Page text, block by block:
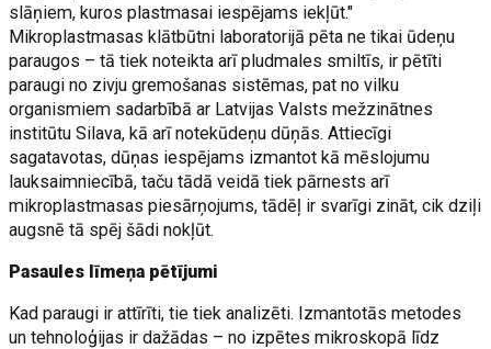
slāņiem, kuros plastmasai iespējams iekļūt."
Mikroplastmasas klātbūtni laboratorijā pēta ne tikai ūdeņu
paraugos – tā tiek noteikta arī pludmales smiltīs, ir pētīti
paraugi no zivju gremošanas sistēmas, pat no vilku
organismiem sadarbībā ar Latvijas Valsts mežzinātnes
institūtu Silava, kā arī notekūdeņu dūņās. Attiecīgi
sagatavotas, dūņas iespējams izmantot kā mēslojumu
lauksaimniecībā, taču tādā veidā tiek pārnests arī
mikroplastmasas piesārņojums, tādēļ ir svarīgi zināt, cik dziļi
augsnē tā spēj šādi nokļūt.
Pasaules līmeņa pētījumi
Kad paraugi ir attīrīti, tie tiek analizēti. Izmantotās metodes
un tehnoloģijas ir dažādas – no izpētes mikroskopā līdz